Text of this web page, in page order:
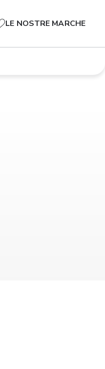
LE NOSTRE MARCHE